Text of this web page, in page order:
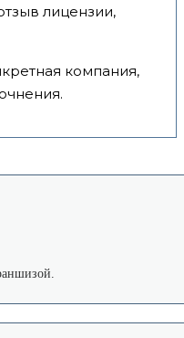
лицензии,
компания,